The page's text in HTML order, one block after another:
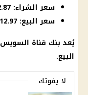
سعر الشراء: 12.87 جنيه.
سعر البيع: 12.97 جنيه.
يُعد بنك قناة السويس
البيع.
لا يفوتك